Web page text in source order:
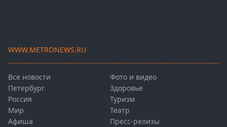
WWW.METRONEWS.RU
Все новости
Петербург
Россия
Мир
Афиша
Фото и видео
Здоровье
Туризм
Театр
Пресс-релизы